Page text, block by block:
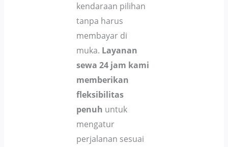
kendaraan pilihan
tanpa harus
membayar di
muka. Layanan
sewa 24 jam kami
memberikan
fleksibilitas
penuh untuk
mengatur
perjalanan sesuai